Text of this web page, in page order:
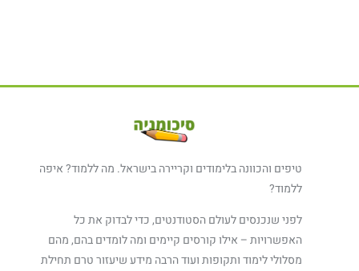
טיפים והכוונה בלימודים וקריירה בישראל. מה ללמוד? איפה
ללמוד?
לפני שנכנסים לעולם הסטודנטים, כדי לבדוק את כל
האפשרויות – אילו קורסים קיימים ומה לומדים בהם, מהם
מסלולי לימוד ותקופות ועוד הרבה מידע שיעזור טרם תחילת